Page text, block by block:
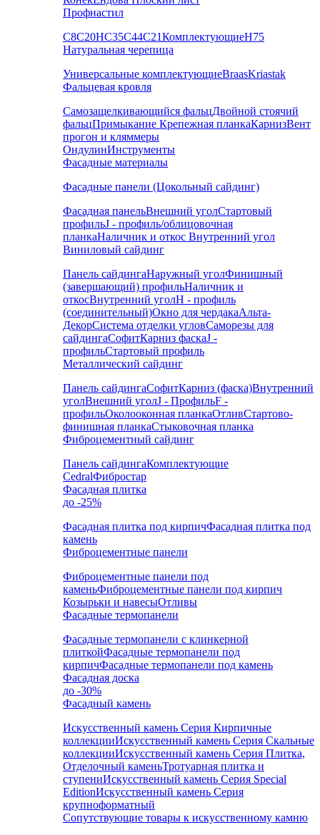
Профнастил
С8С20НС35С44С21КомплектующиеН75
Натуральная черепица
Универсальные комплектующиеBraasKriastak
Фальцевая кровля
Самозащелкивающийся фальцДвойной стоячий
фальцПримыкание Крепежная планкаКарнизВент
прогон и кляммеры
ОндулинИнструменты
Фасадные материалы
Фасадные панели (Цокольный сайдинг)
Фасадная панельВнешний уголСтартовый
профильJ - профиль/облицовочная
планкаНаличник и откос Внутренний угол
Виниловый сайдинг
Панель сайдингаНаружный уголФинишный
(завершающий) профильНаличник и
откосВнутренний уголH - профиль
(соединительный)Окно для чердакаАльта-
ДекорСистема отделки угловСаморезы для
сайдингаСофитКарниз фаскаJ -
профильСтартовый профиль
Металлический сайдинг
Панель сайдингаСофитКарниз (фаска)Внутренний
уголВнешний уголJ - ПрофильF -
профильОколооконная планкаОтливСтартово-
финишная планкаСтыковочная планка
Фиброцементный сайдинг
Панель сайдингаКомплектующие
CedralФибростар
Фасадная плитка
до -25%
Фасадная плитка под кирпичФасадная плитка под
камень
Фиброцементные панели
Фиброцементные панели под
каменьФиброцементные панели под кирпич
Козырьки и навесыОтливы
Фасадные термопанели
Фасадные термопанели с клинкерной
плиткойФасадные термопанели под
кирпичФасадные термопанели под камень
Фасадная доска
до -30%
Фасадный камень
Искусственный камень Серия Кирпичные
коллекцииИскусственный камень Серия Скальные
коллекцииИскусственный камень Серия Плитка,
Отделочный каменьТротуарная плитка и
ступениИскусственный камень Серия Special
EditionИскусственный камень Серия
крупноформатный
Сопутствующие товары к искусственному камню